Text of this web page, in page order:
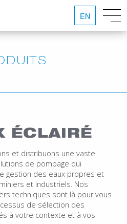
EN
ÉCLAIRÉ
et distribuons une vaste
de pompage qui
gestion des eaux propres et
et industriels. Nos
techniques sont là pour vous
de sélection des
à votre contexte et à vos